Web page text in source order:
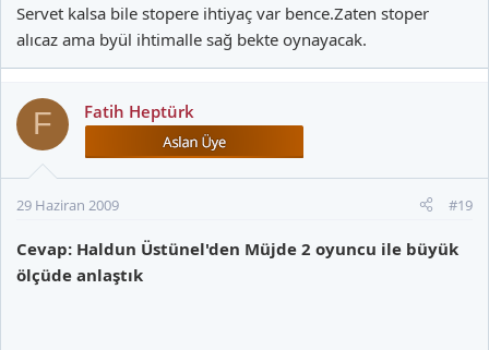
Servet kalsa bile stopere ihtiyaç var bence.Zaten stoper
alıcaz ama byül ihtimalle sağ bekte oynayacak.
F Fatih Heptürk
29 Haziran 2009 #19
Cevap: Haldun Üstünel'den Müjde 2 oyuncu ile büyük
ölçüde anlaştık